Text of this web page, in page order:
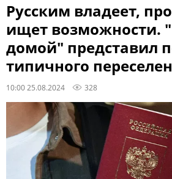
Русским владеет,
ищет возможности.
домой" представил
типичного
10:00 25.08.2024 328